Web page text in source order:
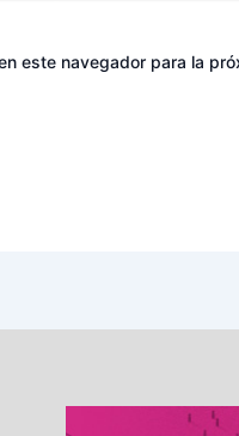
este navegador para la